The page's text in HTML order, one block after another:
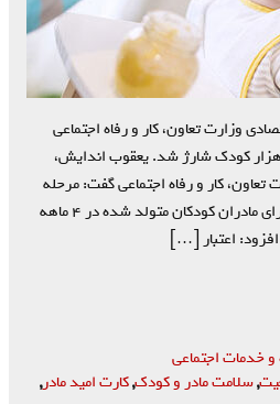
وزارت تعاون، کار و رفاه اجتماعی
«کارت امید مادر» بیش از ۲۷۰ هزار کودک شارژ شد. یعقوب اندایش،
تعاون، کار و رفاه اجتماعی گفت: مرحله
چهارم اعتبار «کارت امید مادر» برای مادران کودکان متولد شده در ۴ ماهه
اعتبار […]
و خدمات اجتماعی
,سلامت مادر و کودک,کارت امید مادر,